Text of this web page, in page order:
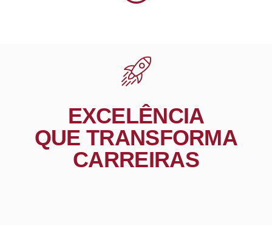
EXCELÊNCIA
QUE TRANSFORMA
CARREIRAS